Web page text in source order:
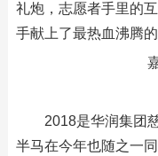
礼炮，志愿者手里的
手献上了最热血沸腾的
2018是华润集团
半马在今年也随之一